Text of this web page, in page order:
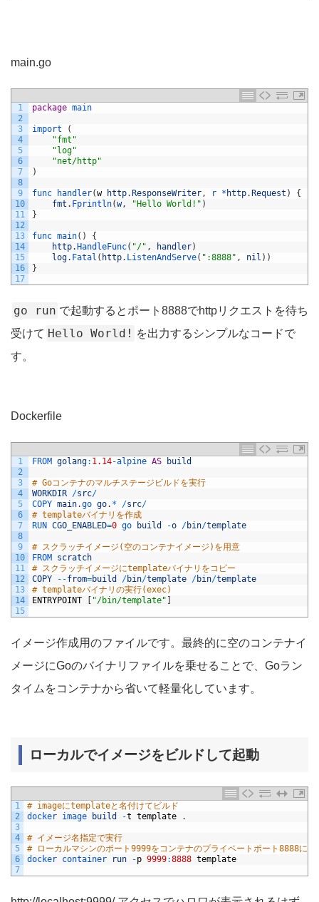
main.go
1
2
3
4
5
6
7
8
9
10
11
12
13
14
15
16
17
package main
import
(
"fmt"
"log"
"net/http"
)
func handler(w http. ResponseWriter, r * http. Request )
{
fmt . Fprintln(w, "Hello World!" )
}
func main( )
{
http. HandleFunc( "/" , handler)
log. Fatal ( http. ListenAndServe( ":8888" , nil ) )
}
go run で起動するとポート8888でhttpリクエストを待ち
受けて Hello World! を出力するシンプルなコードで
す。
Dockerfile
1
2
3
4
5
6
7
8
9
10
11
12
13
14
15
FROM golang: 1.14-alpine AS build
# Goコンテナのマルチステージビルドを実行
WORKDIR /src/
COPY main.go go. * /src/
# templateバイナリを作成
RUN CGO_ENABLED=0 go build -o /bin/template
# スクラッチイメージ(空のコンテナイメージ)を用意
FROM scratch
# スクラッチイメージにtemplateバイナリをコピー
COPY
--from=build /bin/template /bin/template
# templateバイナリの実行(exec)
ENTRYPOINT
"/bin/template"
イメージ作成用のファイルです。最終的に空のコンテナイ
メージにGoのバイナリファイルを乗せることで、Goラン
タイムをコンテナから省いて軽量化しています。
ローカルでイメージをビルドして起動
1
2
3
4
5
6
7
# imageにtemplateと名付けてビルド
docker image build -t template .
# イメージ名指定で実行
# ローカルマシンのポート9999をコンテナのプライベートポート8888に転
docker container run -p 9999:8888 template